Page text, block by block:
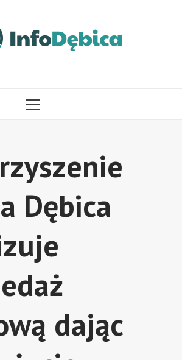
MENU
Dębica
dając